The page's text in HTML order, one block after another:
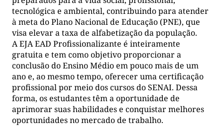
tecnológica e ambiental, contribuindo para atender
à meta do Plano Nacional de Educação (PNE), que
visa elevar a taxa de alfabetização da população.
A EJA EAD Profissionalizante é inteiramente
gratuita e tem como objetivo proporcionar a
conclusão do Ensino Médio em pouco mais de um
ano e, ao mesmo tempo, oferecer uma certificação
profissional por meio dos cursos do SENAI. Dessa
forma, os estudantes têm a oportunidade de
aprimorar suas habilidades e conquistar melhores
oportunidades no mercado de trabalho.